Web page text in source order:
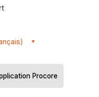
Procore